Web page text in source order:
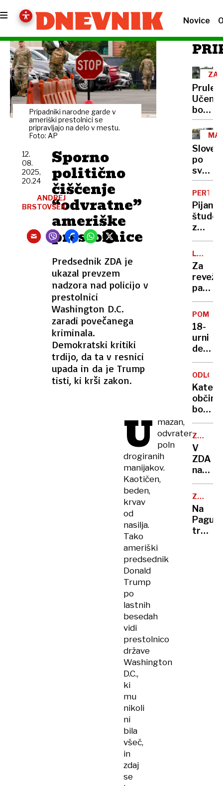
Novice
Pripadniki narodne garde v
ameriški prestolnici se
pripravljajo na delo v mestu.
Foto: AP
Sporno
politično
čiščenje
“odvratne”
ameriške
prestolnice
Predsednik ZDA je
ukazal prevzem
nadzora nad policijo v
prestolnici
Washington D.C.
zaradi povečanega
kriminala.
Demokratski kritiki
trdijo, da ta v resnici
upada in da je Trump
tisti, ki krši zakon.
12.
08.
2025,
20.24
ANDREJ
BRSTOVŠEK
U mazan,
odvraten,
poln
drogiranih
manijakov.
Kaotičen,
beden,
krvav
od
nasilja.
Tako
ameriški
predsednik
Donald
Trump
po
lastnih
besedah
vidi
prestolnico
države
Washington
D.C.,
ki
mu
nikoli
ni
bila
všeč,
in
zdaj
se
Prule:
bodo
med
letom
na
dve
po
svetu:
Cestna
pravila
so
bolj
namig,
na
PERTH
Pijana
z
do
smrti
51-
letnika
LA
Za
reveže
pa
pica
s
tremi
18-
urni
in
v
Rusiji
bo
država
nakup
vozil
za
ZDA
-
RUSIJA
V
ZDA
kaj
Putin
ponuja
ZAPRTA
CESTA
Na
Pagu
trčila